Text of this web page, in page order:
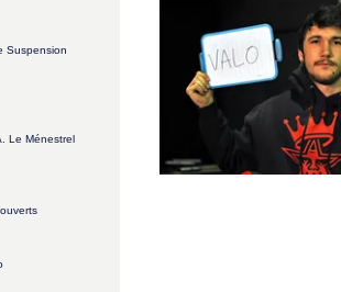
Suspension
Le Ménestrel